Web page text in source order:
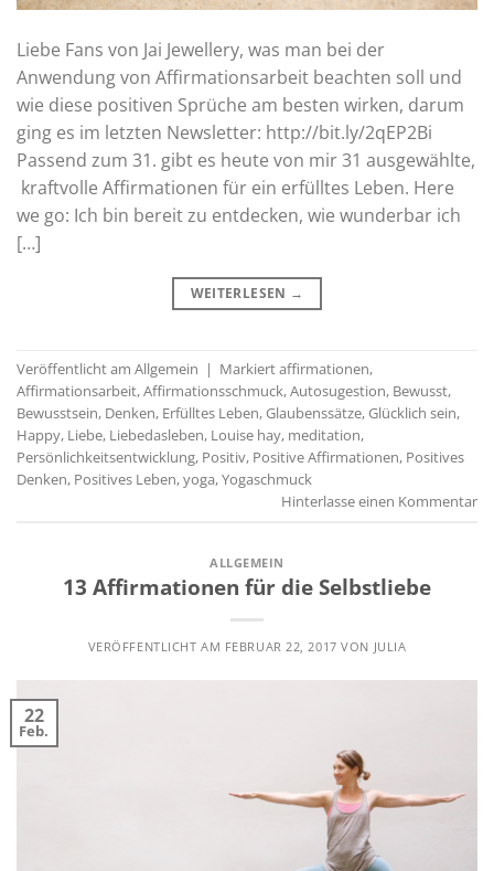
Liebe Fans von Jai Jewellery, was man bei der
Anwendung von Affirmationsarbeit beachten soll und
wie diese positiven Sprüche am besten wirken, darum
ging es im letzten Newsletter: http://bit.ly/2qEP2Bi
Passend zum 31. gibt es heute von mir 31 ausgewählte,
kraftvolle Affirmationen für ein erfülltes Leben. Here
we go: Ich bin bereit zu entdecken, wie wunderbar ich
[…]
WEITERLESEN →
Veröffentlicht am Allgemein | Markiertaffirmationen,
Affirmationsarbeit,Affirmationsschmuck,Autosugestion, Bewusst,
Bewusstsein, Denken, Erfülltes Leben,Glaubenssätze,Glücklich sein,
Happy, Liebe, Liebedasleben, Louise hay, meditation,
Persönlichkeitsentwicklung, Positiv, Positive Affirmationen, Positives
Denken, Positives Leben,yoga,Yogaschmuck
Hinterlasse einen Kommentar
ALLGEMEIN
13 Affirmationen für die Selbstliebe
VERÖFFENTLICHT AM FEBRUAR 22, 2017 VON JULIA
22
Feb.